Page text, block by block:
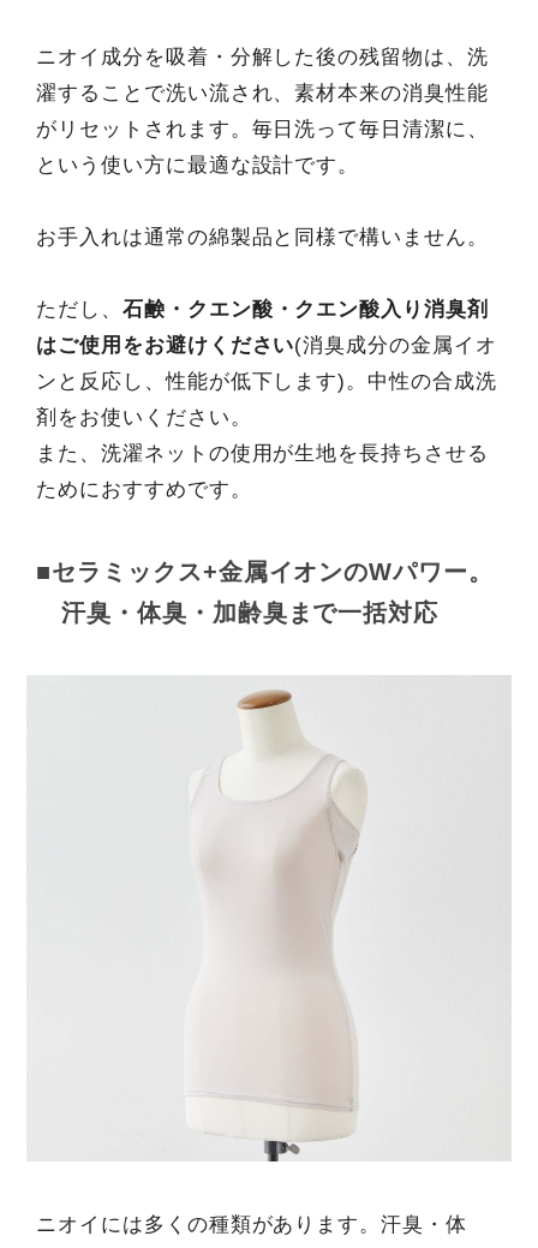
ニオイ成分を吸着・分解した後の残留物は、洗
濯することで洗い流され、素材本来の消臭性能
がリセットされます。毎日洗って毎日清潔に、
という使い方に最適な設計です。
お手入れは通常の綿製品と同様で構いません。
ただし、 石鹸・クエン酸・クエン酸入り消臭剤
はご使用をお避けください(消臭成分の金属イオ
ンと反応し、性能が低下します)。中性の合成洗
剤をお使いください。
また、洗濯ネットの使用が生地を長持ちさせる
ためにおすすめです。
■セラミックス+金属イオンのWパワー。
汗臭・体臭・加齢臭まで一括対応
ニオイには多くの種類があります。汗臭・体